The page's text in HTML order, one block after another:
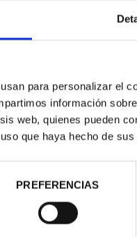
para personalizar el
información
web, quienes pueden
que haya hecho de
PREFERENCIAS